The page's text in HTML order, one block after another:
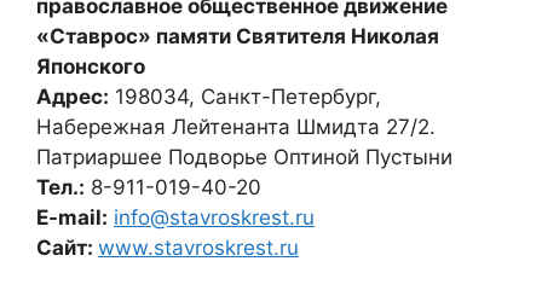
православное общественное движение
«Ставрос» памяти Святителя Николая
Японского
Адрес: 198034, Санкт-Петербург,
Набережная Лейтенанта Шмидта 27/2.
Патриаршее Подворье Оптиной Пустыни
Тел.: 8-911-019-40-20
E-mail: info@stavroskrest.ru
Сайт: www.stavroskrest.ru